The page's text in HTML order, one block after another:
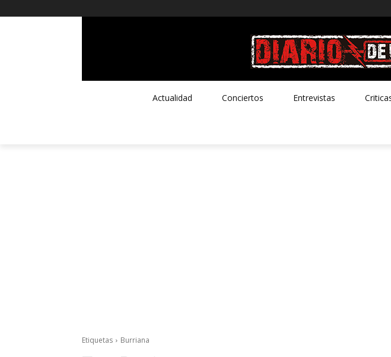
Actualidad Conciertos Entrevistas
Etiquetas Burriana